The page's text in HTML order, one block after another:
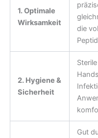
1. Optimale
Wirksamkeit
die
2. Hygiene &
Sicherheit
Gut